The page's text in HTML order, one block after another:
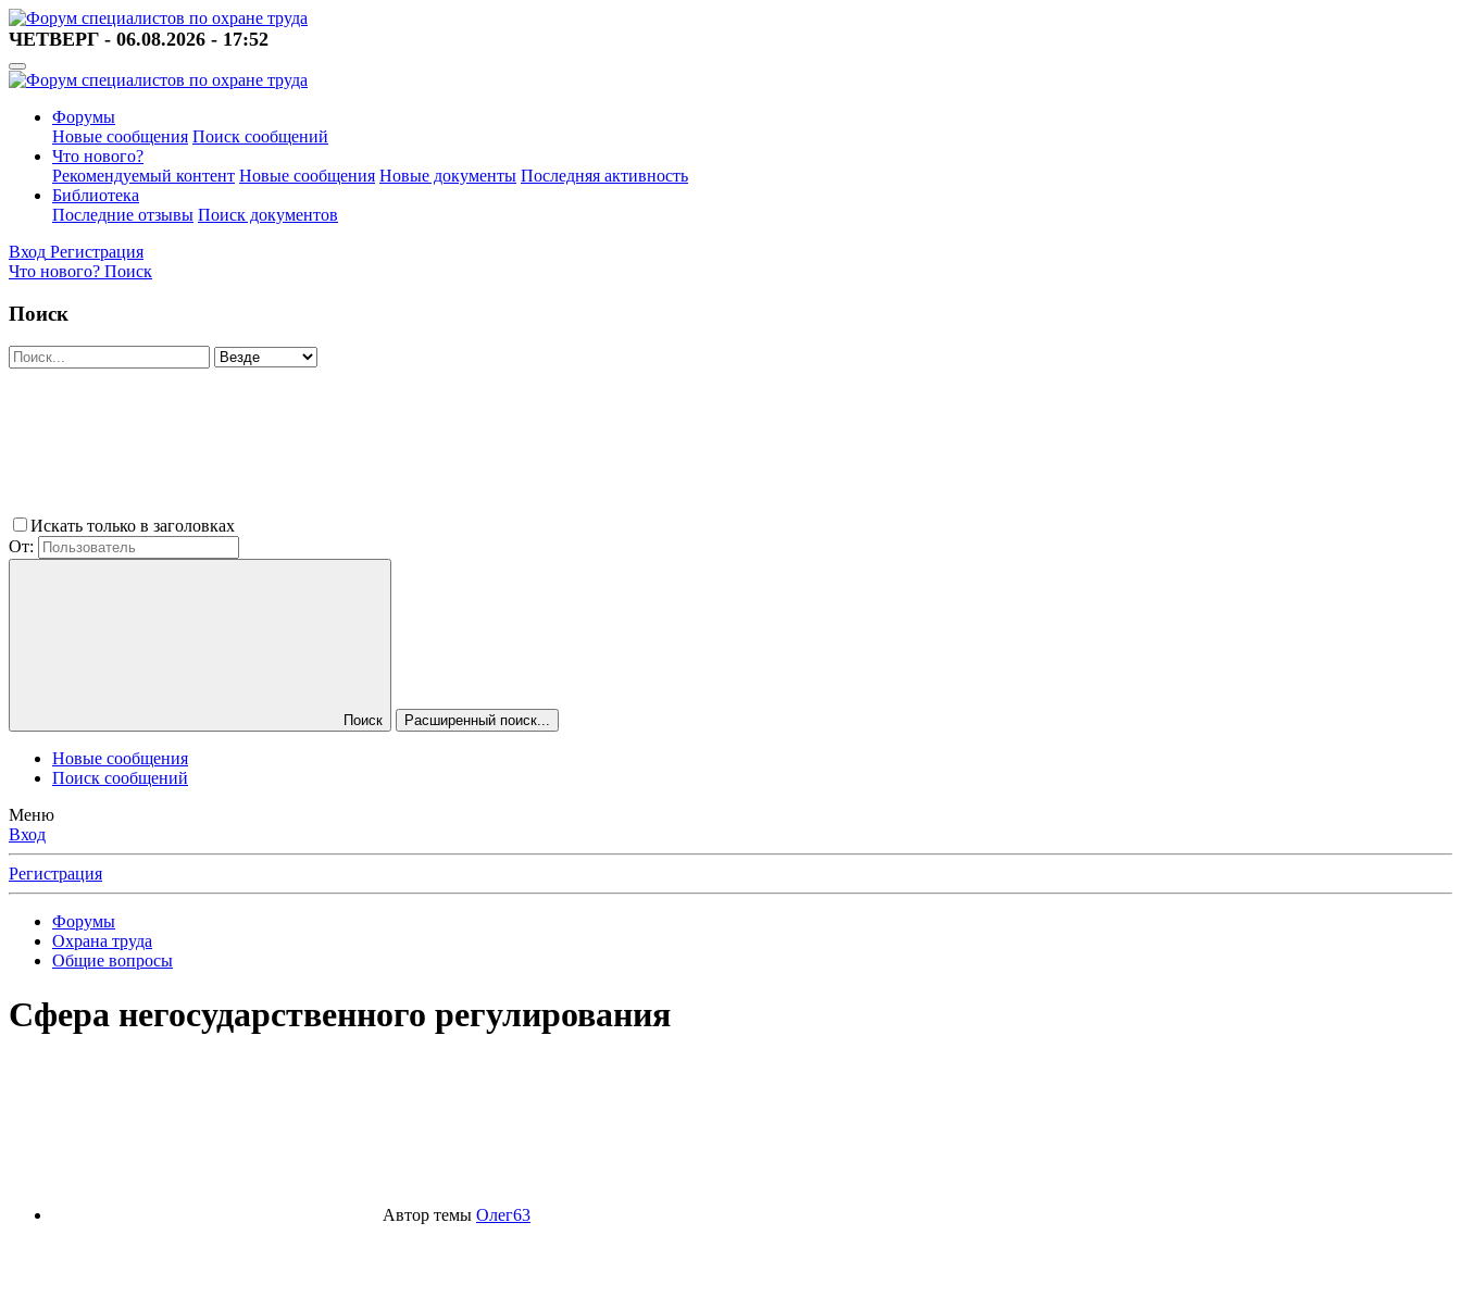
ЧЕТВЕРГ - 06.08.2026 - 17:52
Форумы
Новые сообщения Поиск сообщений
Что нового?
Рекомендуемый контент Новые сообщения Новые документы Последняя активность
Библиотека
Последние отзывы Поиск документов
Вход Регистрация
Что нового? Поиск
Поиск
Искать только в заголовках
От:
Поиск Расширенный поиск...
Новые сообщения
Поиск сообщений
Меню
Вход
Регистрация
Форумы
Охрана труда
Общие вопросы
Сфера негосударственного регулирования
Автор темы Олег63